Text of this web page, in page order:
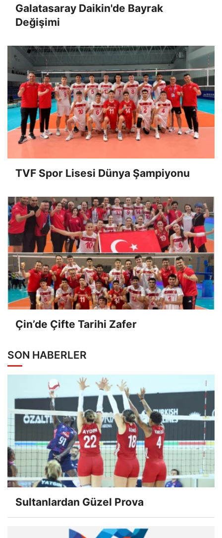
Galatasaray Daikin'de Bayrak
Değişimi
TVF Spor Lisesi Dünya Şampiyonu
Çin’de Çifte Tarihi Zafer
SON HABERLER
Sultanlardan Güzel Prova